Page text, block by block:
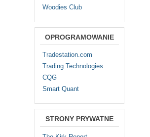
Woodies Club
OPROGRAMOWANIE
Tradestation.com
Trading Technologies
CQG
Smart Quant
STRONY PRYWATNE